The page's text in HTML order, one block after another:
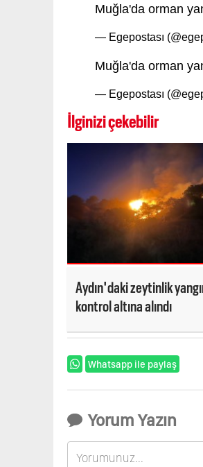
Muğla'da orman
— Egepostası
Muğla'da orman
— Egepostası
İlginizi çekebilir
Aydın'daki zeytinlik
kontrol altına alındı
Whatsapp ile paylaş
Yorum Yazın